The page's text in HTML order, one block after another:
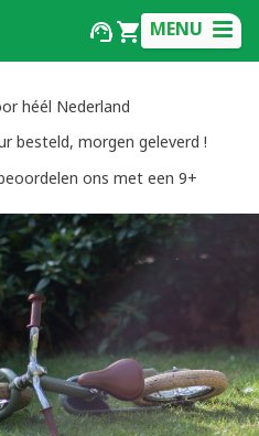
MENU
héél Nederland
besteld, morgen geleverd !
ons met een 9+